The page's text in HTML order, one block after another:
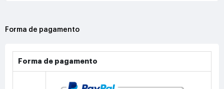
Forma de pagamento
Forma de pagamento